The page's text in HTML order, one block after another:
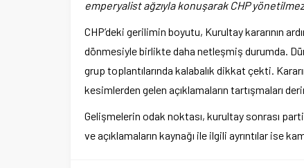
emperyalist ağzıyla konuşarak CHP
CHP’deki gerilimin boyutu, Kurultay kararının
dönmesiyle birlikte daha netleşmiş durumda. Dün
grup toplantılarında kalabalık dikkat çekti.
kesimlerden gelen açıklamaların tartışmaları
Gelişmelerin odak noktası, kurultay sonrası
ve açıklamaların kaynağı ile ilgili ayrıntılar ise